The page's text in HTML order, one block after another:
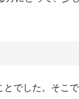
でした。そこ